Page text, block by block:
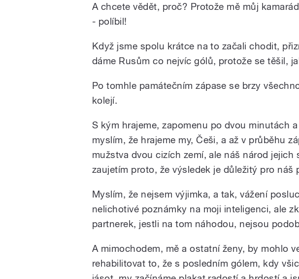
A chcete vědět, proč? Protože mě můj
- políbil!
Když jsme spolu krátce na to začali chodit,
dáme Rusům co nejvíc gólů, protože se těšil,
Po tomhle památečním zápase se brzy
kolejí.
S kým hrajeme, zapomenu po dvou minutách
myslím, že hrajeme my, Češi, a až v průběhu
mužstva dvou cizích zemí, ale náš národ jejich
zaujetím proto, že výsledek je důležitý pro náš
Myslím, že nejsem výjimka, a tak, vážení
nelichotivé poznámky na moji inteligenci, ale
partnerek, jestli na tom náhodou, nejsou
A mimochodem, mě a ostatní ženy, by mohlo
rehabilitovat to, že s posledním gólem, kdy